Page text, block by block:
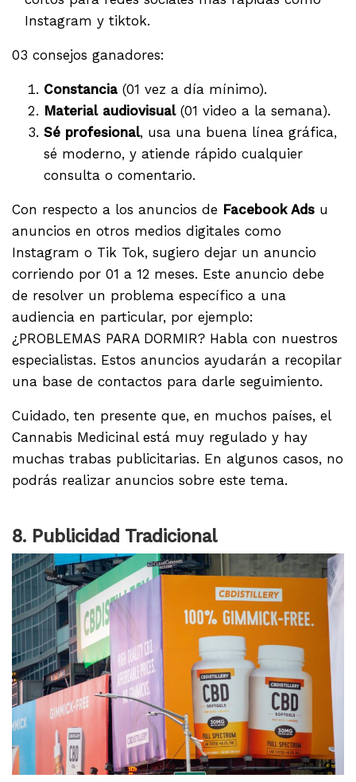
Instagram y tiktok.
03 consejos ganadores:
Constancia (01 vez a día mínimo).
Material audiovisual(01 video a la semana).
Sé profesional, usa una buena línea gráfica,
sé moderno, y atiende rápido cualquier
consulta o comentario.
Con respecto a los anuncios de Facebook Ads u
anuncios en otros medios digitales como
Instagram o Tik Tok, sugiero dejar un anuncio
corriendo por 01 a 12 meses. Este anuncio debe
de resolver un problema específico a una
audiencia en particular, por ejemplo:
¿PROBLEMAS PARA DORMIR? Habla con nuestros
especialistas. Estos anuncios ayudarán a recopilar
una base de contactos para darle seguimiento.
Cuidado, ten presente que, en muchos países, el
Cannabis Medicinal está muy regulado y hay
muchas trabas publicitarias. En algunos casos, no
podrás realizar anuncios sobre este tema.
8. Publicidad Tradicional